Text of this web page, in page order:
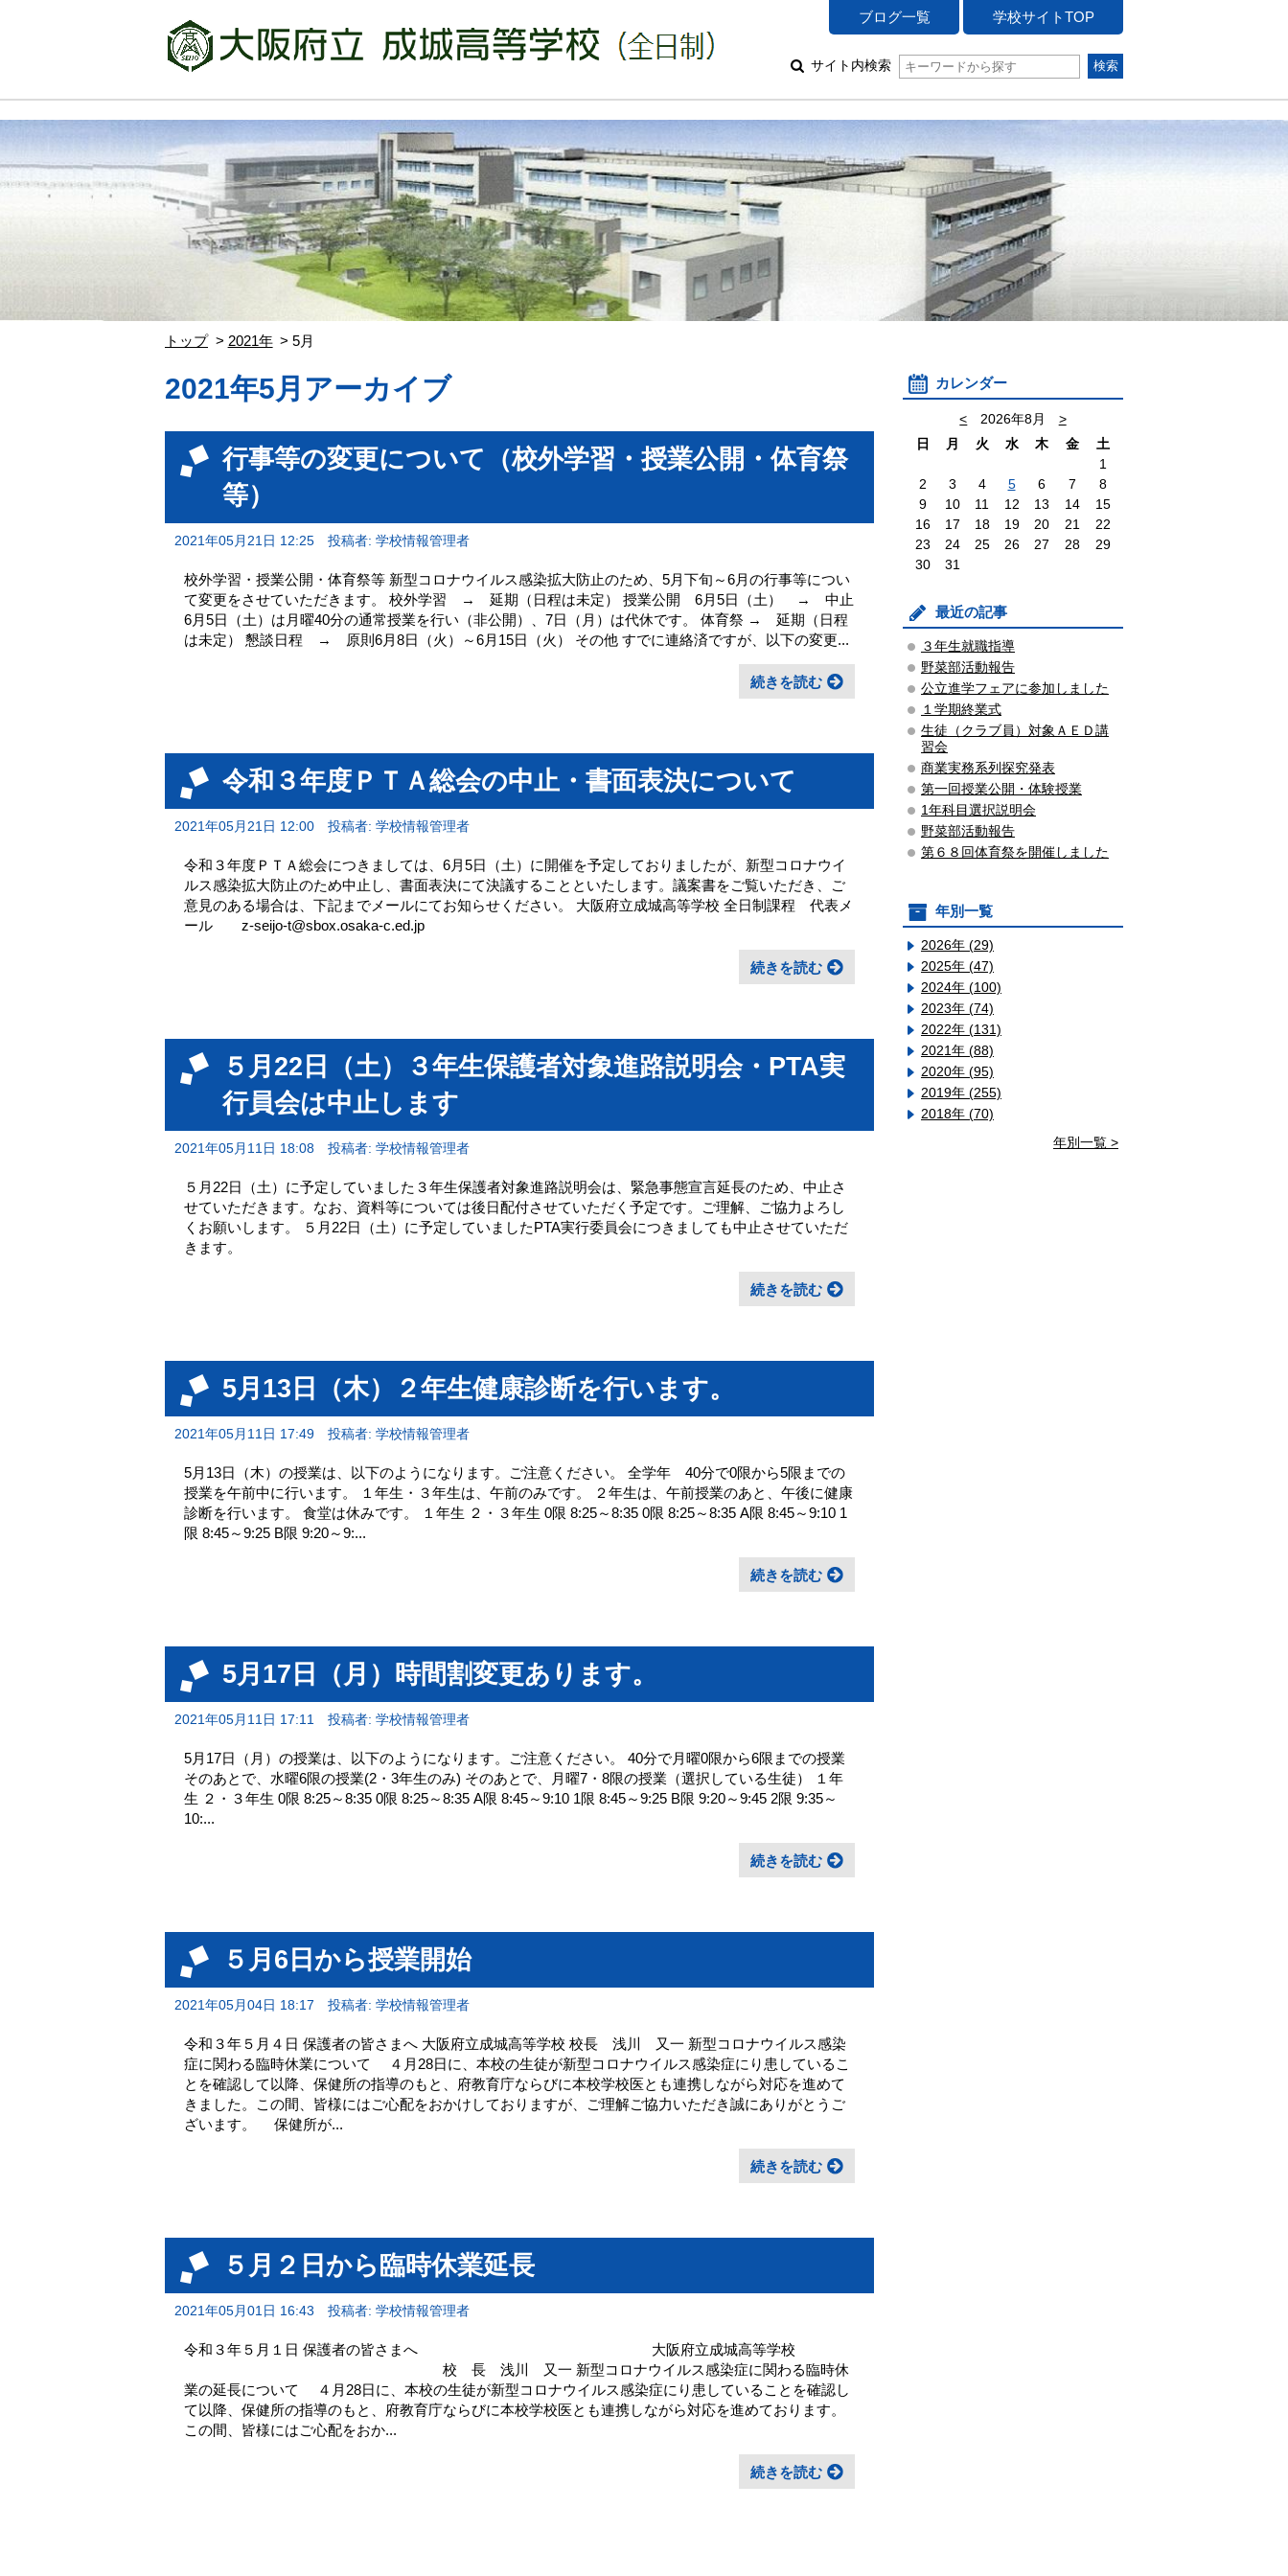
ブログ一覧 学校サイトTOP
サイト内検索
トップ 2021年 5月
2021年5月アーカイブ
行事等の変更について（校外学習・授業公開・体育祭
等）
2021年05月21日 12:25 投稿者: 学校情報管理者
校外学習・授業公開・体育祭等 新型コロナウイルス感染拡大防止のため、5月下旬～6月の行事等につい
て変更をさせていただきます。 校外学習 → 延期（日程は未定） 授業公開 6月5日（土） → 中止
6月5日（土）は月曜40分の通常授業を行い（非公開）、7日（月）は代休です。 体育祭 → 延期（日程
は未定） 懇談日程 → 原則6月8日（火）～6月15日（火） その他 すでに連絡済ですが、以下の変更...
続きを読む
令和３年度ＰＴＡ総会の中止・書面表決について
2021年05月21日 12:00 投稿者: 学校情報管理者
令和３年度ＰＴＡ総会につきましては、6月5日（土）に開催を予定しておりましたが、新型コロナウイ
ルス感染拡大防止のため中止し、書面表決にて決議することといたします。議案書をご覧いただき、ご
意見のある場合は、下記までメールにてお知らせください。 大阪府立成城高等学校 全日制課程 代表メ
ール z-seijo-t@sbox.osaka-c.ed.jp
続きを読む
５月22日（土）３年生保護者対象進路説明会・PTA実
行員会は中止します
2021年05月11日 18:08 投稿者: 学校情報管理者
５月22日（土）に予定していました３年生保護者対象進路説明会は、緊急事態宣言延長のため、中止さ
せていただきます。なお、資料等については後日配付させていただく予定です。ご理解、ご協力よろし
くお願いします。 ５月22日（土）に予定していましたPTA実行委員会につきましても中止させていただ
きます。
続きを読む
5月13日（木）２年生健康診断を行います。
2021年05月11日 17:49 投稿者: 学校情報管理者
5月13日（木）の授業は、以下のようになります。ご注意ください。 全学年 40分で0限から5限までの
授業を午前中に行います。 １年生・３年生は、午前のみです。 ２年生は、午前授業のあと、午後に健康
診断を行います。 食堂は休みです。 １年生 ２・３年生 0限 8:25～8:35 0限 8:25～8:35 A限 8:45～9:10 1
限 8:45～9:25 B限 9:20～9:...
続きを読む
5月17日（月）時間割変更あります。
2021年05月11日 17:11 投稿者: 学校情報管理者
5月17日（月）の授業は、以下のようになります。ご注意ください。 40分で月曜0限から6限までの授業
そのあとで、水曜6限の授業(2・3年生のみ) そのあとで、月曜7・8限の授業（選択している生徒） １年
生 ２・３年生 0限 8:25～8:35 0限 8:25～8:35 A限 8:45～9:10 1限 8:45～9:25 B限 9:20～9:45 2限 9:35～
10:...
続きを読む
５月6日から授業開始
2021年05月04日 18:17 投稿者: 学校情報管理者
令和３年５月４日 保護者の皆さまへ 大阪府立成城高等学校 校長 浅川 又一 新型コロナウイルス感染
症に関わる臨時休業について ４月28日に、本校の生徒が新型コロナウイルス感染症にり患しているこ
とを確認して以降、保健所の指導のもと、府教育庁ならびに本校学校医とも連携しながら対応を進めて
きました。この間、皆様にはご心配をおかけしておりますが、ご理解ご協力いただき誠にありがとうご
ざいます。 保健所が...
続きを読む
５月２日から臨時休業延長
2021年05月01日 16:43 投稿者: 学校情報管理者
令和３年５月１日 保護者の皆さまへ 大阪府立成城高等学校
校 長 浅川 又一 新型コロナウイルス感染症に関わる臨時休
業の延長について ４月28日に、本校の生徒が新型コロナウイルス感染症にり患していることを確認し
て以降、保健所の指導のもと、府教育庁ならびに本校学校医とも連携しながら対応を進めております。
この間、皆様にはご心配をおか...
続きを読む
カレンダー
< 2026年8月
>
日
月 火 水 木 金
土
1
2
3 4 5 6 7
8
9
10 11 12 13 14
15
16
17 18 19 20 21
22
23
24 25 26 27 28
29
30
31
最近の記事
３年生就職指導
野菜部活動報告
公立進学フェアに参加しました
１学期終業式
生徒（クラブ員）対象ＡＥＤ講
習会
商業実務系列探究発表
第一回授業公開・体験授業
1年科目選択説明会
野菜部活動報告
第６８回体育祭を開催しました
年別一覧
2026年 (29)
2025年 (47)
2024年 (100)
2023年 (74)
2022年 (131)
2021年 (88)
2020年 (95)
2019年 (255)
2018年 (70)
年別一覧 >